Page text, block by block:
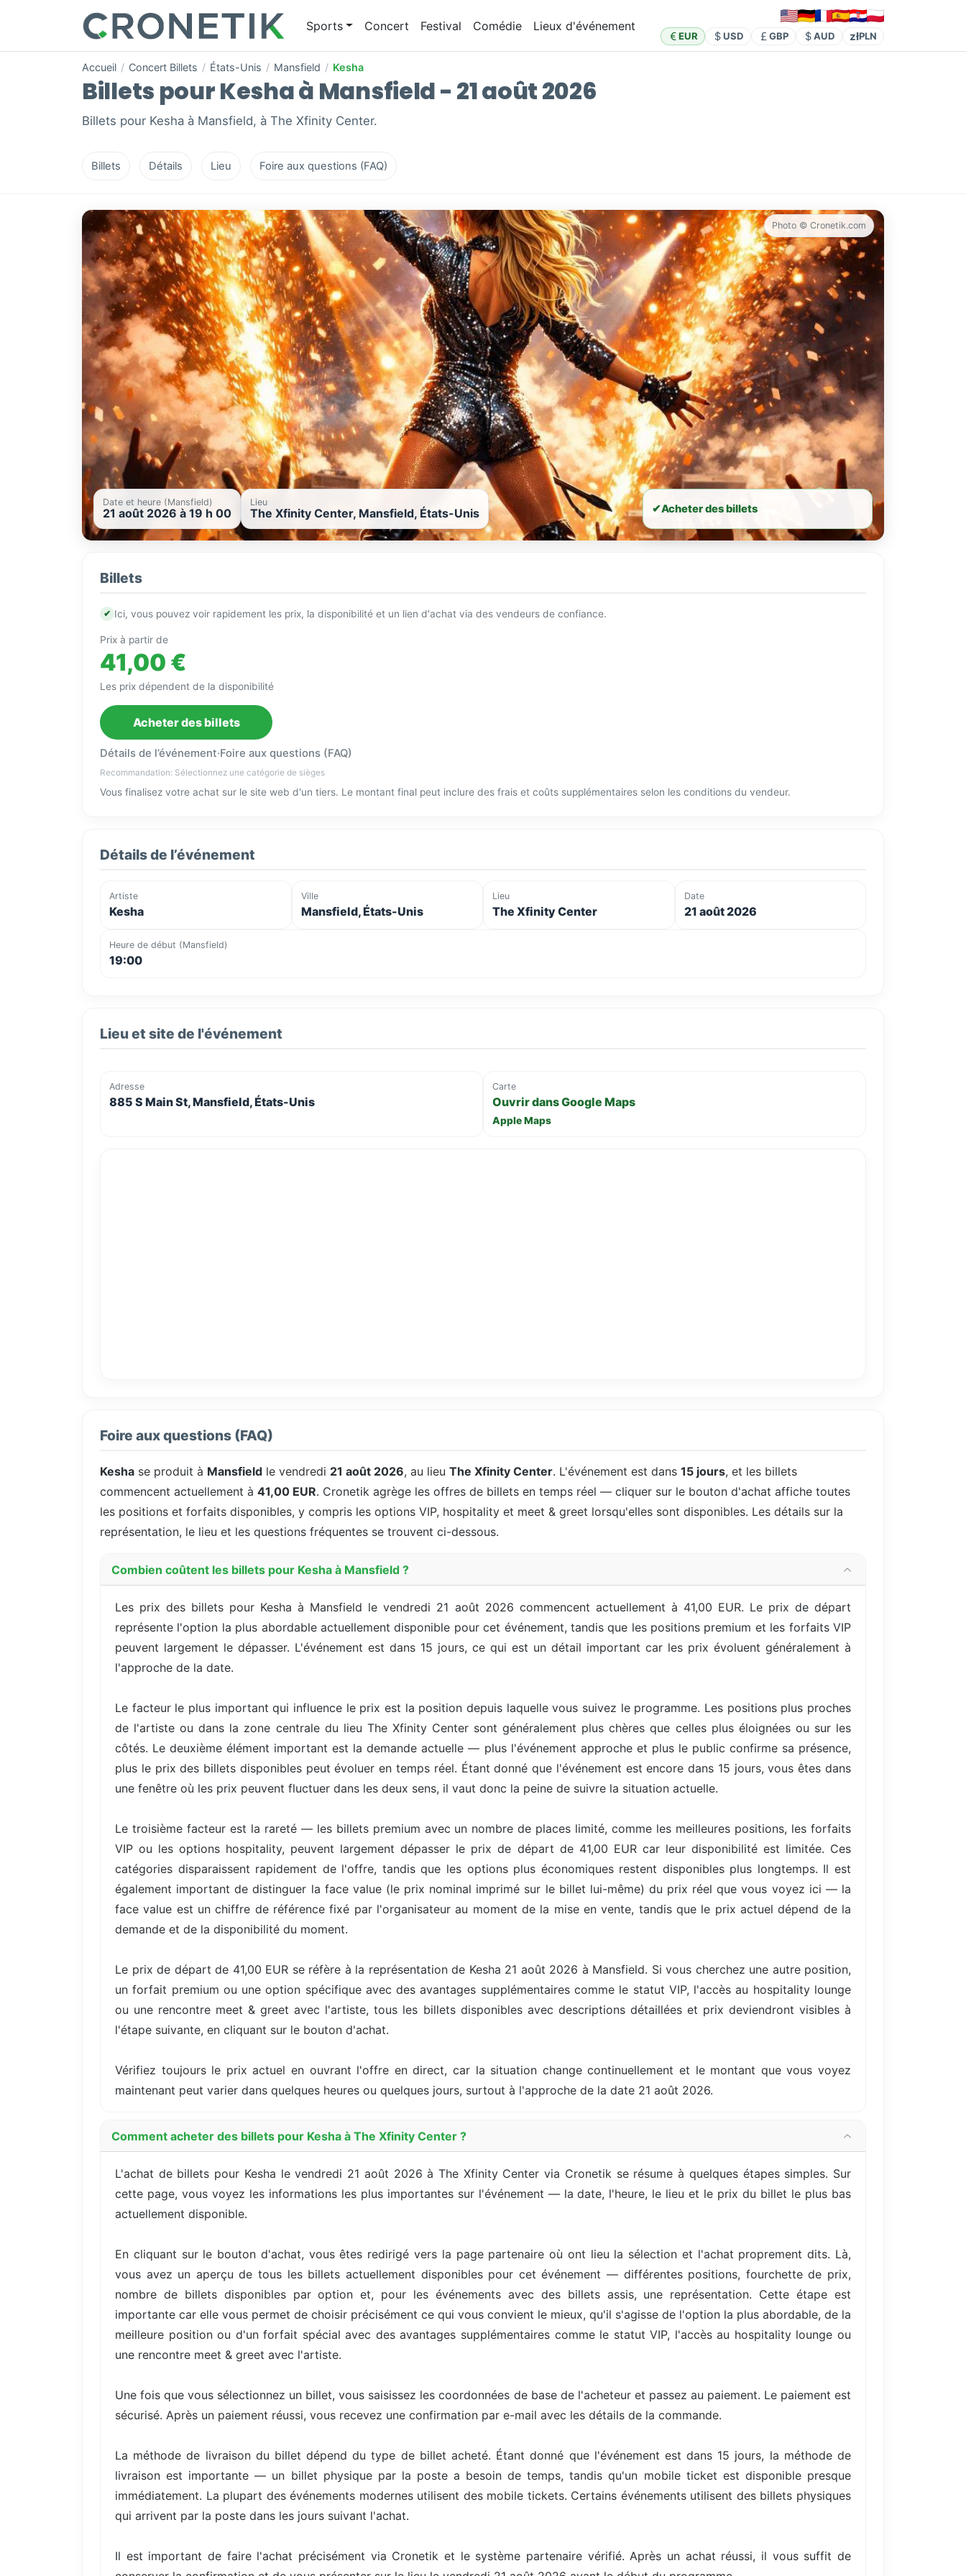
Sports Concert Festival Comédie Lieux d'événement
EUR USD GBP AUD złPLN
Accueil / Concert Billets / États-Unis / Mansfield / Kesha
Billets pour Kesha à Mansfield - 21 août 2026
Billets pour Kesha à Mansfield, à The Xfinity Center.
Billets Détails Lieu Foire aux questions (FAQ)
Photo © Cronetik.com
Date et heure (Mansfield)
21 août 2026 à 19 h 00
Lieu
The Xfinity Center, Mansfield, États-Unis ✔Acheter des billets
Billets
✔ Ici, vous pouvez voir rapidement les prix, la disponibilité et un lien d'achat via des vendeurs de confiance.
Prix à partir de
41,00 €
Les prix dépendent de la disponibilité
Acheter des billets
Détails de l’événement·Foire aux questions (FAQ)
Recommandation: Sélectionnez une catégorie de sièges
Vous finalisez votre achat sur le site web d'un tiers. Le montant final peut inclure des frais et coûts supplémentaires selon les conditions du vendeur.
Détails de l’événement
Artiste
Kesha
Ville
Mansfield, États-Unis
Lieu
The Xfinity Center
Date
21 août 2026
Heure de début (Mansfield)
19:00
Lieu et site de l'événement
Adresse
885 S Main St, Mansfield, États-Unis
Carte
Ouvrir dans Google Maps
Apple Maps
Foire aux questions (FAQ)
Kesha se produit à Mansfield le vendredi 21 août 2026, au lieu The Xfinity Center. L'événement est dans 15 jours, et les billets
commencent actuellement à 41,00 EUR. Cronetik agrège les offres de billets en temps réel — cliquer sur le bouton d'achat affiche toutes
les positions et forfaits disponibles, y compris les options VIP, hospitality et meet & greet lorsqu'elles sont disponibles. Les détails sur la
représentation, le lieu et les questions fréquentes se trouvent ci-dessous.
Combien coûtent les billets pour Kesha à Mansfield ?
Les prix des billets pour Kesha à Mansfield le vendredi 21 août 2026 commencent actuellement à 41,00 EUR. Le prix de départ
représente l'option la plus abordable actuellement disponible pour cet événement, tandis que les positions premium et les forfaits VIP
peuvent largement le dépasser. L'événement est dans 15 jours, ce qui est un détail important car les prix évoluent généralement à
l'approche de la date.
Le facteur le plus important qui influence le prix est la position depuis laquelle vous suivez le programme. Les positions plus proches
de l'artiste ou dans la zone centrale du lieu The Xfinity Center sont généralement plus chères que celles plus éloignées ou sur les
côtés. Le deuxième élément important est la demande actuelle — plus l'événement approche et plus le public confirme sa présence,
plus le prix des billets disponibles peut évoluer en temps réel. Étant donné que l'événement est encore dans 15 jours, vous êtes dans
une fenêtre où les prix peuvent fluctuer dans les deux sens, il vaut donc la peine de suivre la situation actuelle.
Le troisième facteur est la rareté — les billets premium avec un nombre de places limité, comme les meilleures positions, les forfaits
VIP ou les options hospitality, peuvent largement dépasser le prix de départ de 41,00 EUR car leur disponibilité est limitée. Ces
catégories disparaissent rapidement de l'offre, tandis que les options plus économiques restent disponibles plus longtemps. Il est
également important de distinguer la face value (le prix nominal imprimé sur le billet lui-même) du prix réel que vous voyez ici — la
face value est un chiffre de référence fixé par l'organisateur au moment de la mise en vente, tandis que le prix actuel dépend de la
demande et de la disponibilité du moment.
Le prix de départ de 41,00 EUR se réfère à la représentation de Kesha 21 août 2026 à Mansfield. Si vous cherchez une autre position,
un forfait premium ou une option spécifique avec des avantages supplémentaires comme le statut VIP, l'accès au hospitality lounge
ou une rencontre meet & greet avec l'artiste, tous les billets disponibles avec descriptions détaillées et prix deviendront visibles à
l'étape suivante, en cliquant sur le bouton d'achat.
Vérifiez toujours le prix actuel en ouvrant l'offre en direct, car la situation change continuellement et le montant que vous voyez
maintenant peut varier dans quelques heures ou quelques jours, surtout à l'approche de la date 21 août 2026.
Comment acheter des billets pour Kesha à The Xfinity Center ?
L'achat de billets pour Kesha le vendredi 21 août 2026 à The Xfinity Center via Cronetik se résume à quelques étapes simples. Sur
cette page, vous voyez les informations les plus importantes sur l'événement — la date, l'heure, le lieu et le prix du billet le plus bas
actuellement disponible.
En cliquant sur le bouton d'achat, vous êtes redirigé vers la page partenaire où ont lieu la sélection et l'achat proprement dits. Là,
vous avez un aperçu de tous les billets actuellement disponibles pour cet événement — différentes positions, fourchette de prix,
nombre de billets disponibles par option et, pour les événements avec des billets assis, une représentation. Cette étape est
importante car elle vous permet de choisir précisément ce qui vous convient le mieux, qu'il s'agisse de l'option la plus abordable, de la
meilleure position ou d'un forfait spécial avec des avantages supplémentaires comme le statut VIP, l'accès au hospitality lounge ou
une rencontre meet & greet avec l'artiste.
Une fois que vous sélectionnez un billet, vous saisissez les coordonnées de base de l'acheteur et passez au paiement. Le paiement est
sécurisé. Après un paiement réussi, vous recevez une confirmation par e-mail avec les détails de la commande.
La méthode de livraison du billet dépend du type de billet acheté. Étant donné que l'événement est dans 15 jours, la méthode de
livraison est importante — un billet physique par la poste a besoin de temps, tandis qu'un mobile ticket est disponible presque
immédiatement. La plupart des événements modernes utilisent des mobile tickets. Certains événements utilisent des billets physiques
qui arrivent par la poste dans les jours suivant l'achat.
Il est important de faire l'achat précisément via Cronetik et le système partenaire vérifié. Après un achat réussi, il vous suffit de